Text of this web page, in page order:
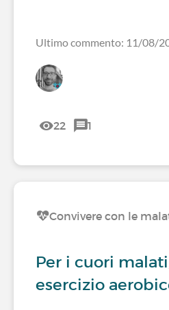
Ultimo commento: 11/08/
22 1
Convivere con le
Per i cuori
esercizio